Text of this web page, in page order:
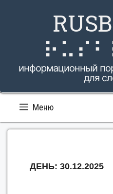
информационный
для
Меню
ДЕНЬ: 30.12.2025